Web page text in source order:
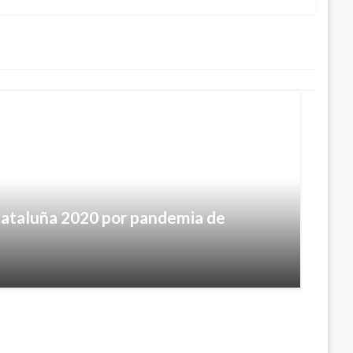
2020 por pandemia de
de la Copa Colsanitas